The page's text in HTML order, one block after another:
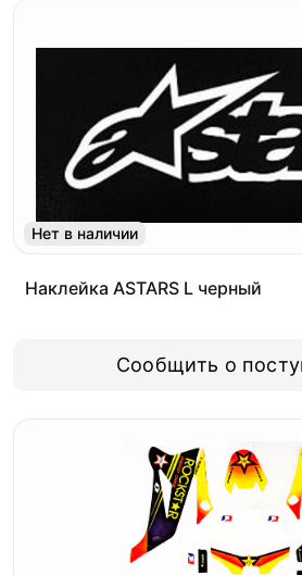
Нет в наличии
Наклейка ASTARS L черный
Сообщить о